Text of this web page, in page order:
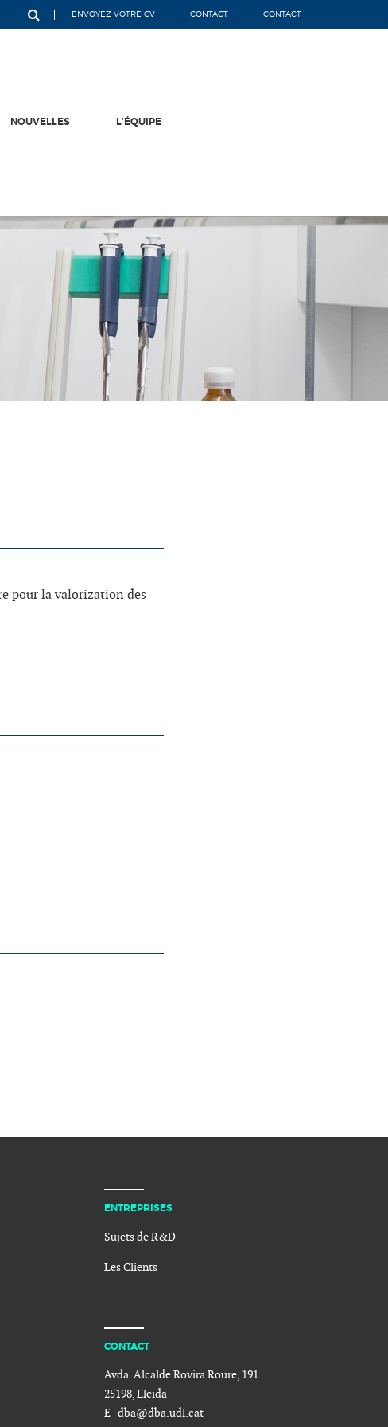
ENVOYEZ VOTRE CV CONTACT CONTACT
NOUVELLES L’ÉQUIPE
pour la valorization des
ENTREPRISES
Sujets de R&D
Les Clients
CONTACT
Avda. Alcalde Rovira Roure, 191
25198, Lleida
E | dba@dba.udl.cat